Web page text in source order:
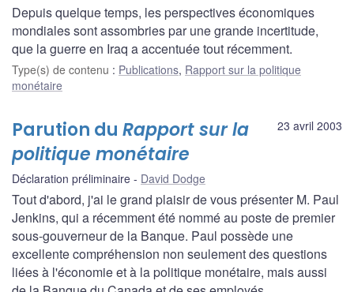
Depuis quelque temps, les perspectives économiques
mondiales sont assombries par une grande incertitude,
que la guerre en Iraq a accentuée tout récemment.
Type(s) de contenu : Publications, Rapport sur la politique
monétaire
23 avril 2003
Parution du Rapport sur la
politique monétaire
Déclaration préliminaire David Dodge
Tout d'abord, j'ai le grand plaisir de vous présenter M. Paul
Jenkins, qui a récemment été nommé au poste de premier
sous-gouverneur de la Banque. Paul possède une
excellente compréhension non seulement des questions
liées à l'économie et à la politique monétaire, mais aussi